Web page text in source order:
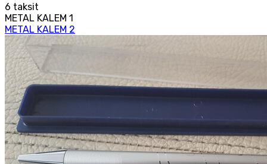
6 taksit
METAL KALEM 1
METAL KALEM 2